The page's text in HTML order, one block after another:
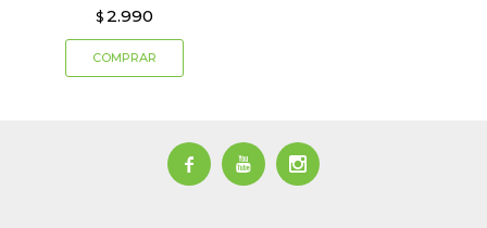
$ 2.990
  